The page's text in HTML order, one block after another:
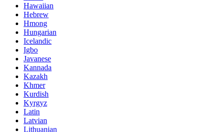
Hawaiian
Hebrew
Hmong
Hungarian
Icelandic
Igbo
Javanese
Kannada
Kazakh
Khmer
Kurdish
Kyrgyz
Latin
Latvian
Lithuanian